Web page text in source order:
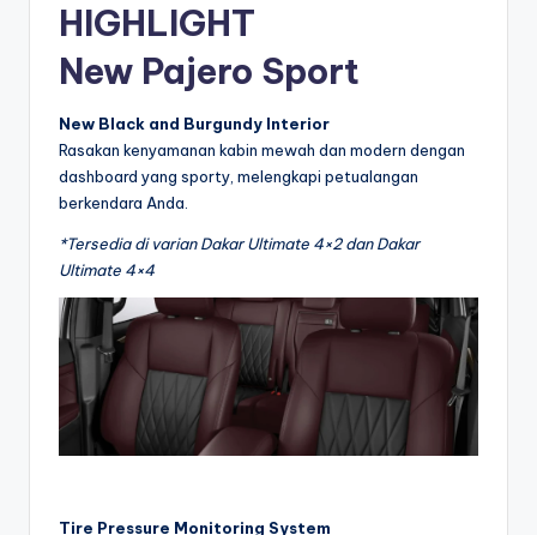
HIGHLIGHT
New Pajero Sport
New Black and Burgundy Interior
Rasakan kenyamanan kabin mewah dan modern dengan
dashboard yang sporty, melengkapi petualangan
berkendara Anda.
*Tersedia di varian Dakar Ultimate 4×2 dan Dakar
Ultimate 4×4
Tire Pressure Monitoring System